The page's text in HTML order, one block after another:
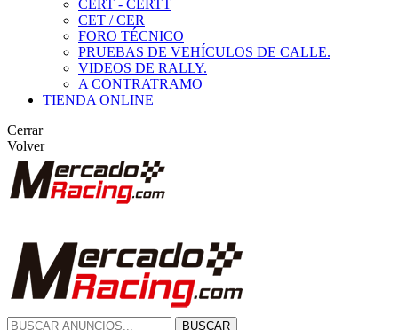
CERT - CERTT
CET / CER
FORO TÉCNICO
PRUEBAS DE VEHÍCULOS DE CALLE.
VIDEOS DE RALLY.
A CONTRATRAMO
TIENDA ONLINE
Cerrar
Volver
BUSCAR
ANUNCIOS DE COMPETICIÓN